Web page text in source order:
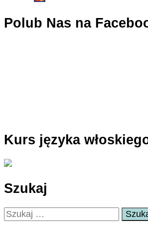
Polub Nas na
Kurs języka
Szukaj
Szukaj: